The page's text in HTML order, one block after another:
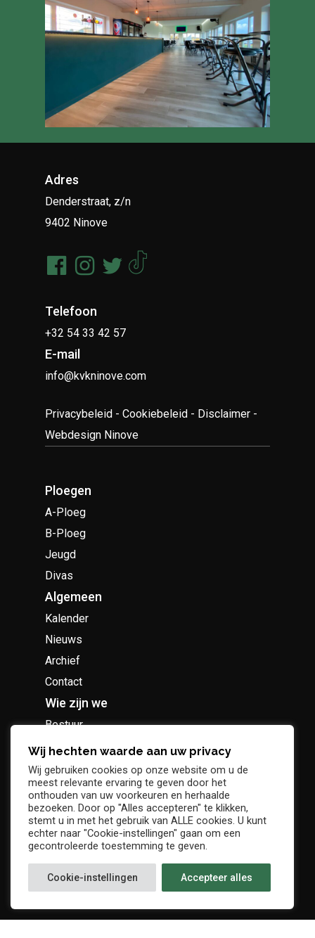
Adres
Denderstraat, z/n
9402 Ninove
Telefoon
+32 54 33 42 57
E-mail
info@kvkninove.com
Privacybeleid -Cookiebeleid - Disclaimer -
Webdesign Ninove
Ploegen
A-Ploeg
B-Ploeg
Jeugd
Divas
Algemeen
Kalender
Nieuws
Archief
Contact
Wie zijn we
Bestuur
Geschiedenis
Supportersclub
Socio Business Club
Wij hechten waarde aan uw privacy
Wij gebruiken cookies op onze website om u de
meest relevante ervaring te geven door het
onthouden van uw voorkeuren en herhaalde
bezoeken. Door op "Alles accepteren" te klikken,
stemt u in met het gebruik van ALLE cookies. U kunt
echter naar "Cookie-instellingen" gaan om een
gecontroleerde toestemming te geven.
Cookie-instellingen Accepteer alles